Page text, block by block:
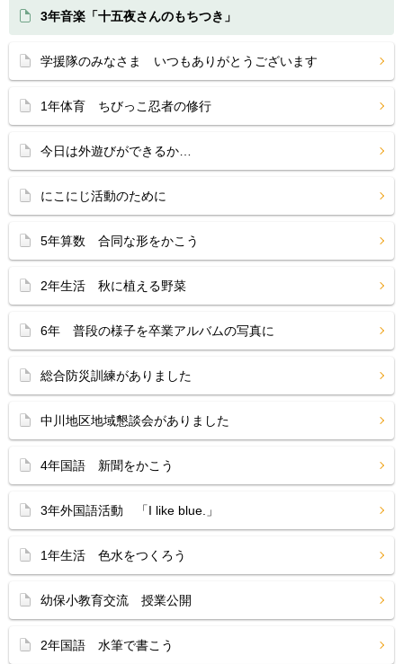
3年音楽「十五夜さんのもちつき」
学援隊のみなさま いつもありがとうございます
1年体育 ちびっこ忍者の修行
今日は外遊びができるか…
にこにじ活動のために
5年算数 合同な形をかこう
2年生活 秋に植える野菜
6年 普段の様子を卒業アルバムの写真に
総合防災訓練がありました
中川地区地域懇談会がありました
4年国語 新聞をかこう
3年外国語活動 「I like blue.」
1年生活 色水をつくろう
幼保小教育交流 授業公開
2年国語 水筆で書こう